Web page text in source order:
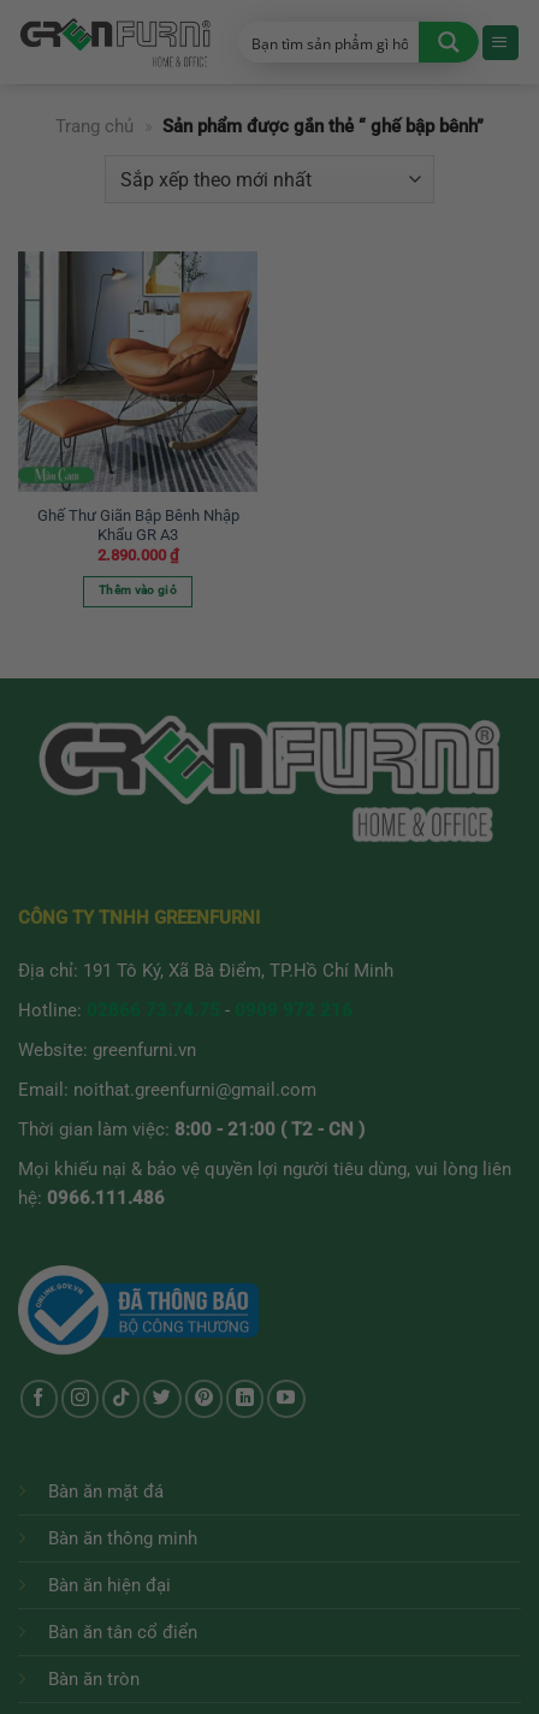
đến
Trang chủ
» Sản phẩm được gắn thẻ “ ghế bập bênh”
Ghế Thư Giãn Bập Bênh Nhập
Khẩu GR A3
2.890.000 ₫
Thêm vào giỏ
CÔNG TY TNHH GREENFURNI
Địa chỉ: 191 Tô Ký, Xã Bà Điểm, TP.Hồ Chí Minh
Hotline:
-
Website: greenfurni.vn
Email: noithat.greenfurni@gmail.com
Thời gian làm việc: 8:00 - 21:00 ( T2 - CN )
Mọi khiếu nại & bảo vệ quyền lợi người tiêu dùng, vui lòng liên
hệ: 0966.111.486
Bàn ăn mặt đá
Bàn ăn thông minh
Bàn ăn hiện đại
Bàn ăn tân cổ điển
Bàn ăn tròn